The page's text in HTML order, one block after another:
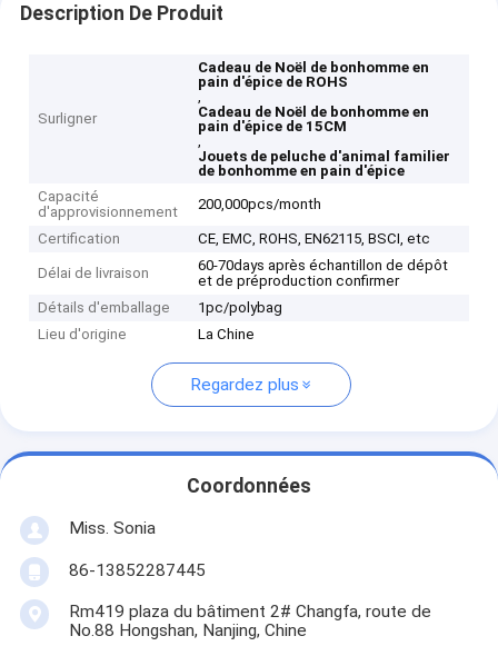
Description De Produit
Surligner
Cadeau de Noël de bonhomme en
pain d'épice de ROHS
,
Cadeau de Noël de bonhomme en
pain d'épice de 15CM
,
Jouets de peluche d'animal familier
de bonhomme en pain d'épice
Capacité
d'approvisionnement
200,000pcs/month
Certification CE, EMC, ROHS, EN62115, BSCI, etc
Délai de livraison
60-70days après échantillon de dépôt
et de préproduction confirmer
Détails d'emballage
1pc/polybag
Lieu d'origine
La Chine
Regardez plus
Coordonnées
Miss. Sonia
86-13852287445
Rm419 plaza du bâtiment 2# Changfa, route de
No.88 Hongshan, Nanjing, Chine